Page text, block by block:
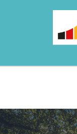
MOIN!
ÜBER
NEWS